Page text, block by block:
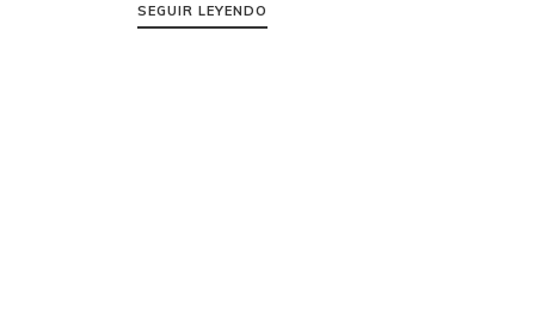
SEGUIR LEYENDO